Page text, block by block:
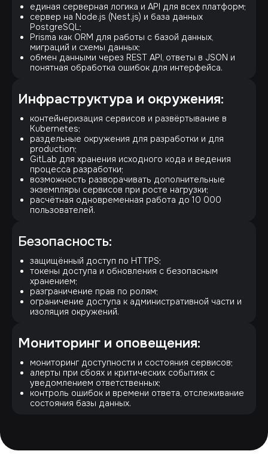
единая серверная логика и API для всех платформ;
сервер на Node.js (Nest.js) и база данных
PostgreSQL;
Prisma как ORM для работы с базой данных,
миграций и схемы данных;
обмен данными через REST API, ответы в JSON и
понятная обработка ошибок для интерфейса.
Инфраструктура и окружения:
контейнеризация сервисов и развёртывание в
Kubernetes;
раздельные окружения для разработки и для
production;
GitLab для хранения исходного кода и ведения
процесса разработки;
возможность разворачивать дополнительные
экземпляры сервисов при росте нагрузки;
расчётная одновременная работа до 10 000
пользователей.
Безопасность:
защищённый доступ по HTTPS;
токены доступа и обновления с безопасным
хранением;
разграничение прав по ролям;
ограничение доступа к административной части и
изоляция окружений.
Мониторинг и оповещения:
мониторинг доступности и состояния сервисов;
алерты при сбоях и критических событиях с
уведомлением ответственных;
контроль ошибок и времени ответа, отслеживание
состояния базы данных.